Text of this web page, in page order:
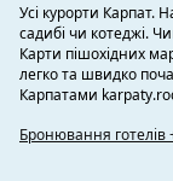
Усі курорти Карпат.
садибі чи котеджі.
Карти пішохідних
легко та швидко
Карпатами
Бронювання готелів